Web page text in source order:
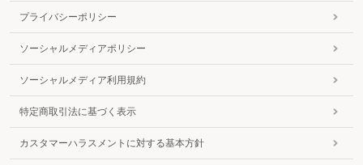
プライバシーポリシー
ソーシャルメディアポリシー
ソーシャルメディア利用規約
特定商取引法に基づく表示
カスタマーハラスメントに対する基本方針